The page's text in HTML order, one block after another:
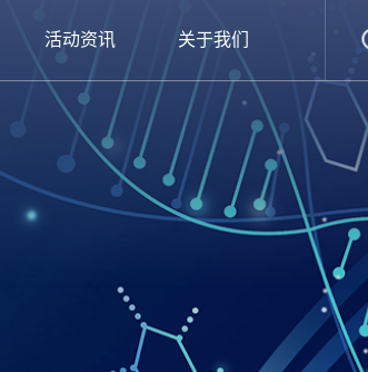
活动资讯 关于我们